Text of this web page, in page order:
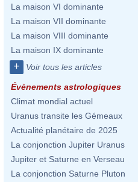
La maison VI dominante
La maison VII dominante
La maison VIII dominante
La maison IX dominante
+ Voir tous les articles
Évènements astrologiques
Climat mondial actuel
Uranus transite les Gémeaux
Actualité planétaire de 2025
La conjonction Jupiter Uranus
Jupiter et Saturne en Verseau
La conjonction Saturne Pluton